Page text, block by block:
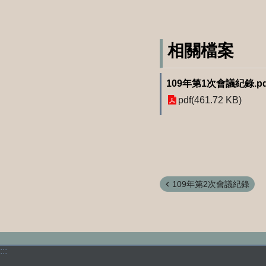
相關檔案
109年第1次會議紀錄
pdf(461.72 KB)
109年第2次會議紀錄
:::